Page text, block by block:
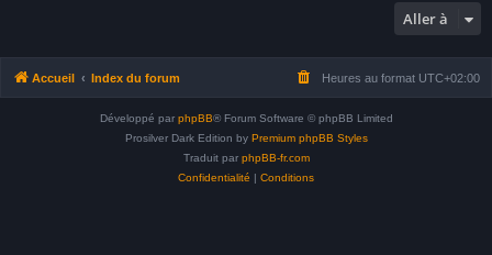
Aller à
Accueil Index du forum Heures au format UTC+02:00
Développé par phpBB® Forum Software © phpBB Limited
Prosilver Dark Edition by Premium phpBB Styles
Traduit par phpBB-fr.com
Confidentialité | Conditions